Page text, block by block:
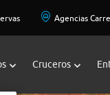
Agencias
Cruceros